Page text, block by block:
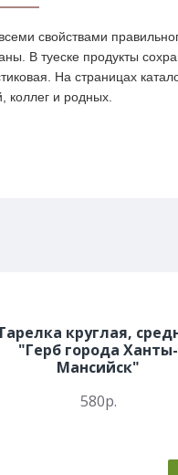
свойствами
В туеске продукты
На страницах
коллег и родных.
круглая,
"Герб города Ханты-
Мансийск"
580р.